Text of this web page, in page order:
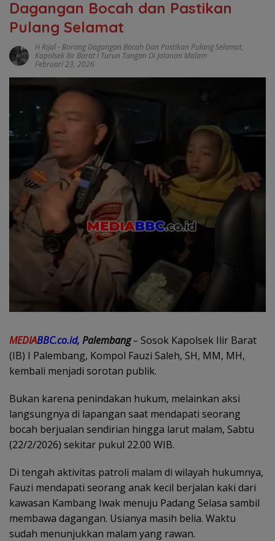
Dagangan Bocah dan Pastikan
Pulang Selamat
H Rijal- Borong Dagangan Bocah Dan Pastikan Pulang Selamat,
Kapolsek Ilir Barat I Turun Tangan Di Jalanan Malam
Februari 23, 2026
MEDIABBC.co.id, Palembang– Sosok Kapolsek Ilir Barat
(IB) I Palembang, Kompol Fauzi Saleh, SH, MM, MH,
kembali menjadi sorotan publik.
Bukan karena penindakan hukum, melainkan aksi
langsungnya di lapangan saat mendapati seorang
bocah berjualan sendirian hingga larut malam, Sabtu
(22/2/2026) sekitar pukul 22.00 WIB.
Di tengah aktivitas patroli malam di wilayah hukumnya,
Fauzi mendapati seorang anak kecil berjalan kaki dari
kawasan Kambang Iwak menuju Padang Selasa sambil
membawa dagangan. Usianya masih belia. Waktu
sudah menunjukkan malam yang rawan.